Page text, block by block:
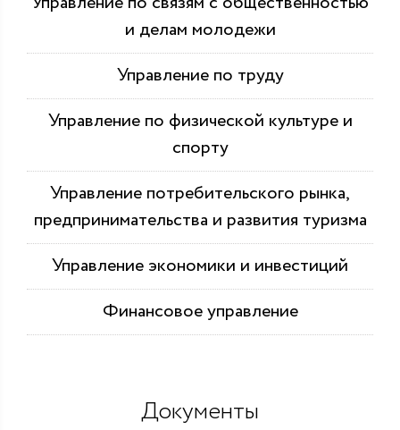
и делам молодежи
Управление по труду
Управление по физической культуре и
спорту
Управление потребительского рынка,
предпринимательства и развития туризма
Управление экономики и инвестиций
Финансовое управление
Документы